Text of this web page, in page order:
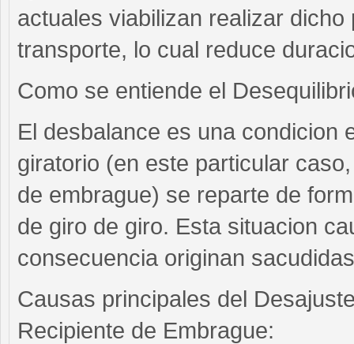
actuales viabilizan realizar
transporte, lo cual reduce
Como se entiende el
El desbalance es una condicion
giratorio (en este particular
de embrague) se reparte de
de giro de giro. Esta situacion
consecuencia originan
Causas principales del
Recipiente de Embrague: